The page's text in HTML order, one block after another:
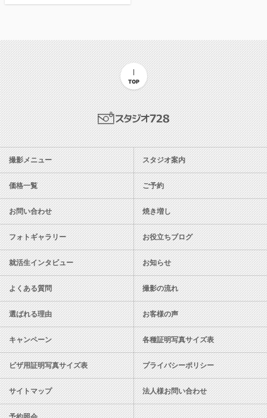
TOP
スタジオ728
撮影メニュー スタジオ案内
価格一覧 ご予約
お問い合わせ 焼き増し
フォトギャラリー お役立ちブログ
就活生インタビュー お知らせ
よくある質問 撮影の流れ
選ばれる理由 お客様の声
キャンペーン 各種証明写真サイズ表
ビザ用証明写真サイズ表 プライバシーポリシー
サイトマップ 法人様お問い合わせ